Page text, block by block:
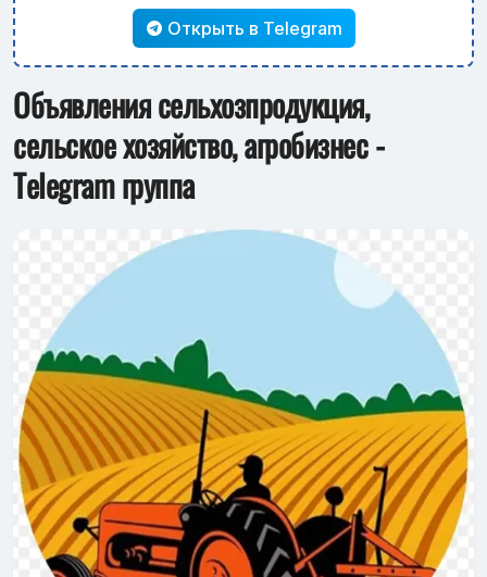
Открыть в Telegram
Объявления сельхозпродукция,
сельское хозяйство, агробизнес -
Telegram группа